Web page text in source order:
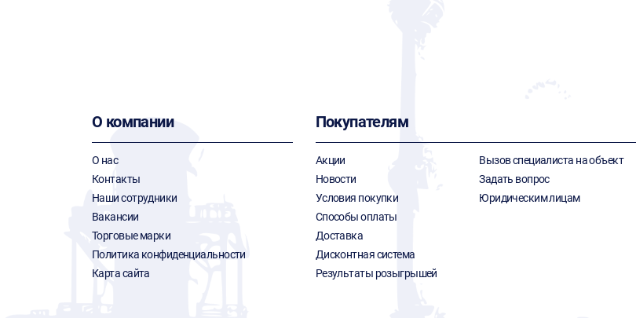
О компании
О нас
Контакты
Наши сотрудники
Вакансии
Торговые марки
Политика конфиденциальности
Карта сайта
Покупателям
Акции
Новости
Условия покупки
Способы оплаты
Доставка
Дисконтная система
Результаты розыгрышей
Вызов специалиста на объект
Задать вопрос
Юридическим лицам